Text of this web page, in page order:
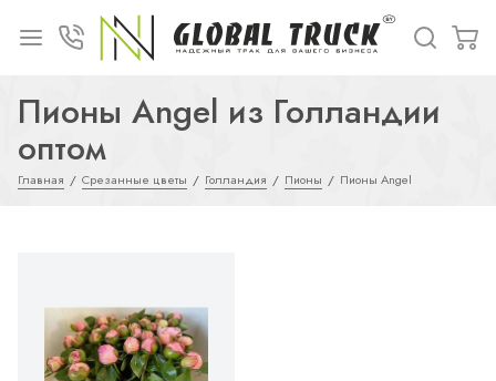
Пионы Angel из Голландии
оптом
Главная Срезанные цветы Голландия Пионы Пионы Angel